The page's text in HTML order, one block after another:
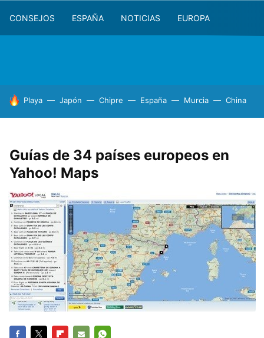
CONSEJOS ESPAÑA NOTICIAS EUROPA
HOY SE HABLA DE
Playa Japón Chipre España Murcia China
Guías de 34 países europeos en
Yahoo! Maps